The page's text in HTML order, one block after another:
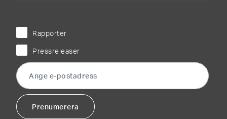
Rapporter
Pressreleaser